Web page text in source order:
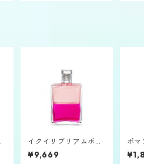
イクイリブリアムボト
ルB104「大天使カマ
エル」
¥9,669
ポマ
グリ
ル⑩